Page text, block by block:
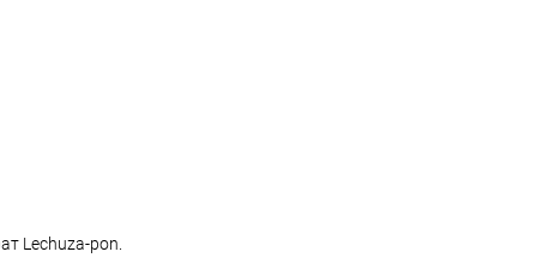
Lechuza-pon.